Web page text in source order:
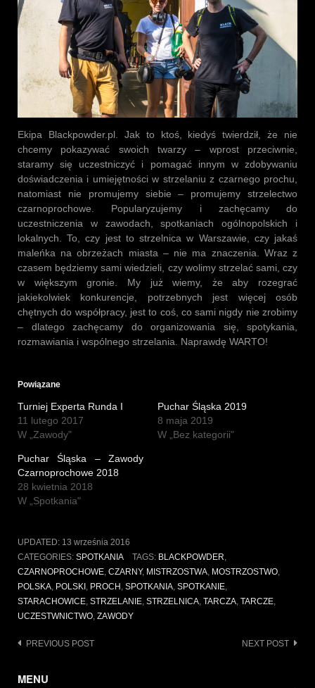
Ekipa Blackpowder.pl. Jak to ktoś, kiedyś twierdził, że nie
chcemy pokazywać swoich twarzy – wprost przeciwnie,
staramy się uczestniczyć i pomagać innym w zdobywaniu
doświadczenia i umiejętności w strzelaniu z czarnego prochu,
natomiast nie promujemy siebie – promujemy strzelectwo
czarnoprochowe. Popularyzujemy i zachęcamy do
uczestniczenia w zawodach, spotkaniach ogólnopolskich i
lokalnych. To, czy jest to strzelnica w Warszawie, czy jakaś
maleńka na obrzeżach miasta – nie ma znaczenia. Wraz z
czasem będziemy sami wiedzieli, czy wolimy strzelać sami, czy
w większym gronie. My już wiemy, że aby rozegrać
jakiekolwiek konkurencje, potrzebnych jest więcej osób
chętnych do współpracy, jest to coś, co sami nigdy nie zrobimy
– dlatego zachęcamy do organizowania się, spotykania,
rozmawiania i wspólnego strzelania. Naprawdę WARTO!
Powiązane
Turniej Experta Runda I
11 lutego 2017
W „Zawody"
Puchar Śląska 2019
8 maja 2019
W „Bez kategorii"
Puchar Śląska – Zawody
Czarnoprochowe 2018
28 kwietnia 2018
W „Spotkania"
UPDATED: 13 września 2016
CATEGORIES: SPOTKANIA TAGS: BLACKPOWDER,
CZARNOPROCHOWE, CZARNY, MISTRZOSTWA, MOSTRZOSTWO,
POLSKA, POLSKI , PROCH , SPOTKANIA, SPOTKANIE,
STARACHOWICE, STRZELANIE, STRZELNICA, TARCZA, TARCZE,
UCZESTWNICTWO, ZAWODY
Post
PREVIOUS POST NEXT POST
MENU